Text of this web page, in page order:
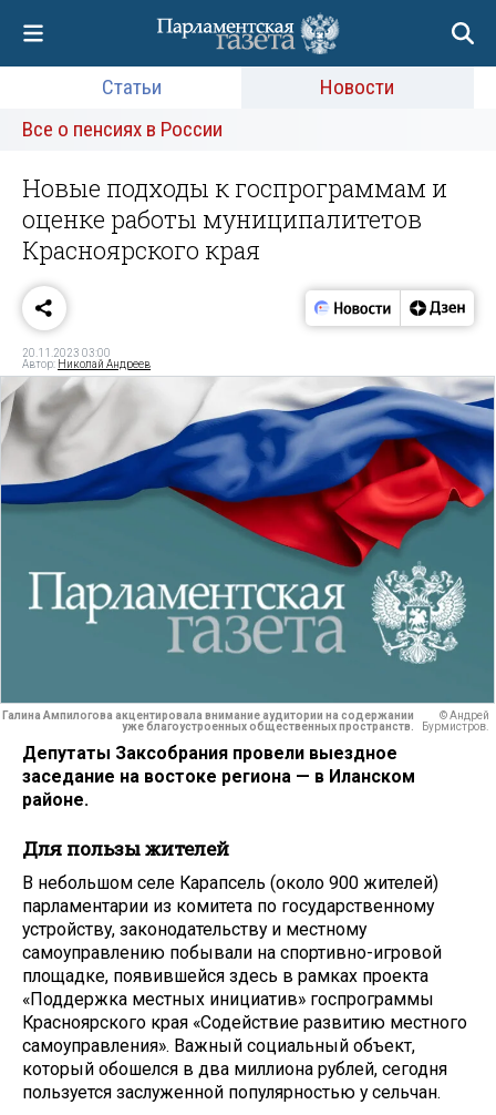
Статьи
Новости
Все о пенсиях в России
Новые подходы к госпрограммам и
оценке работы муниципалитетов
Красноярского края
20.11.2023 03:00
Автор: Николай Андреев
Галина Ампилогова акцентировала внимание аудитории на содержании
уже благоустроенных общественных пространств.
© Андрей
Бурмистров.
Депутаты Заксобрания провели выездное
заседание на востоке региона — в Иланском
районе.
Для пользы жителей
В небольшом селе Карапсель (около 900 жителей)
парламентарии из комитета по государственному
устройству, законодательству и местному
самоуправлению побывали на спортивно-игровой
площадке, появившейся здесь в рамках проекта
«Поддержка местных инициатив» госпрограммы
Красноярского края «Содействие развитию местного
самоуправления». Важный социальный объект,
который обошелся в два миллиона рублей, сегодня
пользуется заслуженной популярностью у сельчан.